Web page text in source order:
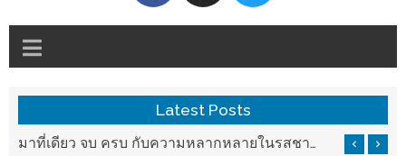
อ้วน
ศิริ
ปัน
นาฯ
เชียงใหม่
Latest Posts
แวะมาชิลยามเย็น กับจุดเช็คอินชมวิวดอยสุเทพสุดฟิน เครื่องดื่มและอาหารครบครันที่ Pool House